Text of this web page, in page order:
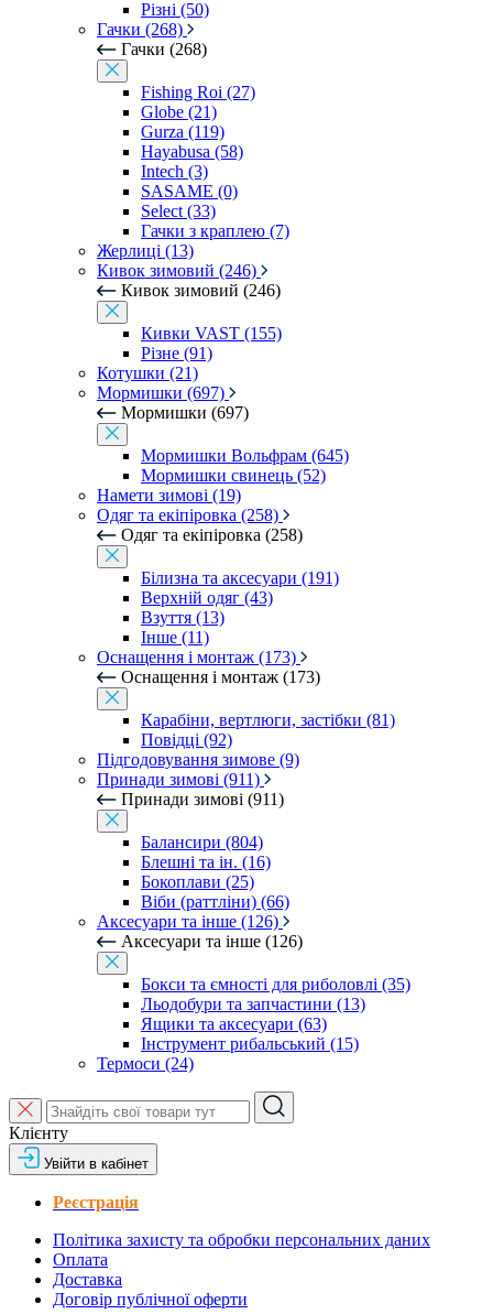
Різні (50)
Гачки (268)
Гачки (268)
Fishing Roi (27)
Globe (21)
Gurza (119)
Hayabusa (58)
Intech (3)
SASAME (0)
Select (33)
Гачки з краплею (7)
Жерлиці (13)
Кивок зимовий (246)
Кивок зимовий (246)
Кивки VAST (155)
Різне (91)
Котушки (21)
Мормишки (697)
Мормишки (697)
Мормишки Вольфрам (645)
Мормишки свинець (52)
Намети зимові (19)
Одяг та екіпіровка (258)
Одяг та екіпіровка (258)
Білизна та аксесуари (191)
Верхній одяг (43)
Взуття (13)
Інше (11)
Оснащення і монтаж (173)
Оснащення і монтаж (173)
Карабіни, вертлюги, застібки (81)
Повідці (92)
Підгодовування зимове (9)
Принади зимові (911)
Принади зимові (911)
Балансири (804)
Блешні та ін. (16)
Бокоплави (25)
Віби (раттліни) (66)
Аксесуари та інше (126)
Аксесуари та інше (126)
Бокси та ємності для риболовлі (35)
Льодобури та запчастини (13)
Ящики та аксесуари (63)
Інструмент рибальський (15)
Термоси (24)
Клієнту
Увійти в кабінет
Реєстрація
Політика захисту та обробки персональних даних
Оплата
Доставка
Договір публічної оферти